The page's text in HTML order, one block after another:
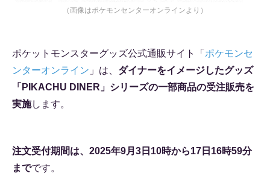
（画像はポケモンセンターオンラインより）
ポケットモンスターグッズ公式通販サイト「 ポケモンセ
ンターオンライン 」は、 ダイナーをイメージしたグッズ
「PIKACHU DINER」シリーズの一部商品の受注販売を
実施します。
注文受付期間は、2025年9月3日10時から17日16時59分
までです。